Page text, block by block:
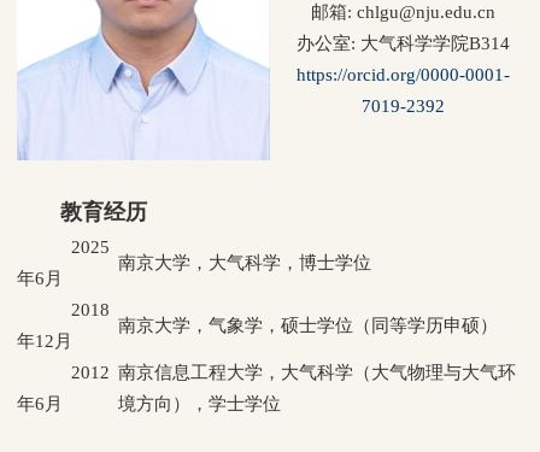
邮箱: chlgu@nju.edu.cn
办公室: 大气科学学院B314
https://orcid.org/0000-0001-
7019-2392
教育经历
2025
年6月
南京大学，大气科学，博士学位
2018
年12月
南京大学，气象学，硕士学位（同等学历申硕）
2012
年6月
南京信息工程大学，大气科学（大气物理与大气环
境方向），学士学位